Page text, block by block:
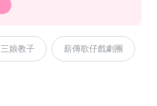
三娘教子 薪傳歌仔戲劇團